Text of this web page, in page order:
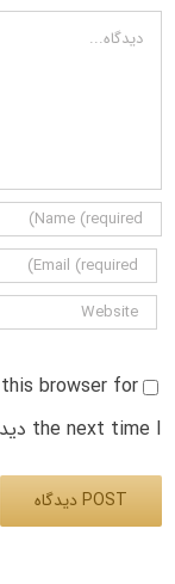
دیدگاه
browser for
the next time I دیدگاه.